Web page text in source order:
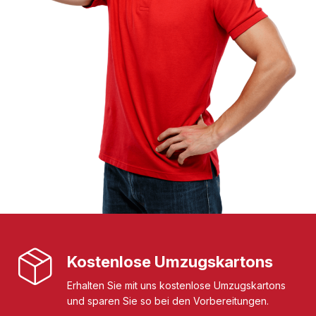
Kostenlose Umzugskartons
Erhalten Sie mit uns kostenlose Umzugskartons
und sparen Sie so bei den Vorbereitungen.